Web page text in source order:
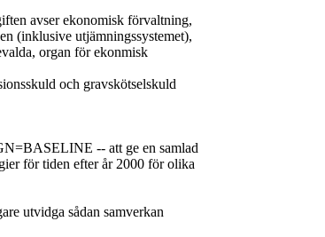
avser ekonomisk förvaltning,
(inklusive utjämningssystemet),
organ för ekonmisk
och gravskötselskuld
-- att ge en samlad
för tiden efter år 2000 för olika
utvidga sådan samverkan